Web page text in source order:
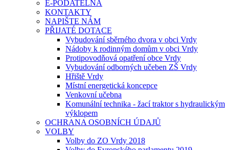
E-PODATELNA
KONTAKTY
NAPIŠTE NÁM
PŘIJATÉ DOTACE
Vybudování sběrného dvora v obci Vrdy
Nádoby k rodinným domům v obci Vrdy
Protipovodňová opatření obce Vrdy
Vybudování odborných učeben ZŠ Vrdy
Hřiště Vrdy
Místní energetická koncepce
Venkovní učebna
Komunální technika - žací traktor s hydraulickým
výklopem
OCHRANA OSOBNÍCH ÚDAJŮ
VOLBY
Volby do ZO Vrdy 2018